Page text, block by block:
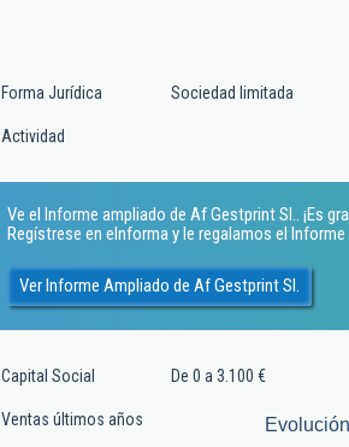
Forma Jurídica Sociedad limitada
Actividad
Ve el Informe ampliado de Af Gestprint Sl.. ¡Es
Regístrese en eInforma y le regalamos el
Ver Informe Ampliado de Af Gestprint Sl.
Capital Social De 0 a 3.100 €
Ventas últimos años